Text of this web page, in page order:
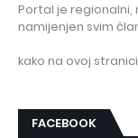
Portal je
namijenjen svim
kako na ovoj
FACEBOOK